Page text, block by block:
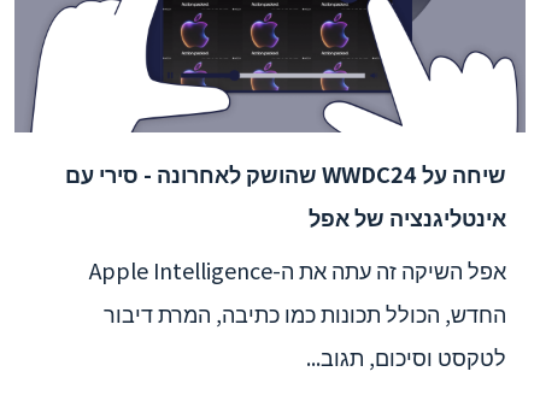
שיחה על WWDC24 שהושק לאחרונה - סירי עם
אינטליגנציה של אפל
אפל השיקה זה עתה את ה-Apple Intelligence
החדש, הכולל תכונות כמו כתיבה, המרת דיבור
לטקסט וסיכום, תגוב...